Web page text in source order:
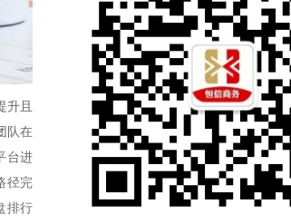
升且
队在
台进
径完
排行